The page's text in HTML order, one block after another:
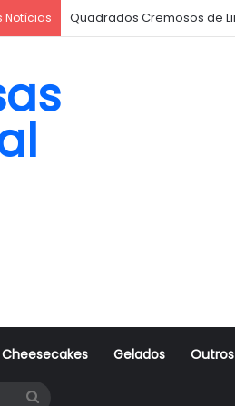
Notícias Quadrados Cremosos de
Cheesecakes Gelados